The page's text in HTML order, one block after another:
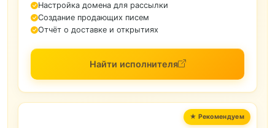
Настройка домена для рассылки
Создание продающих писем
Отчёт о доставке и открытиях
Найти исполнителя